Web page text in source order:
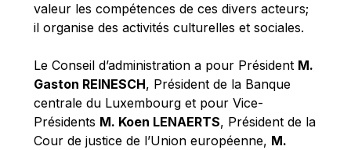
Paolo Mengozzi
Paschal Donohoe
Pat Cox
Patrizia Nanz
Philippe Maystadt
Pierre Gramegna
valeur les compétences de ces divers acteurs;
il organise des activités culturelles et sociales.
Le Conseil d’administration a pour Président M.
Gaston REINESCH, Président de la Banque
centrale du Luxembourg et pour Vice-
Présidents M. Koen LENAERTS, Président de la
Cour de justice de l’Union européenne, M.